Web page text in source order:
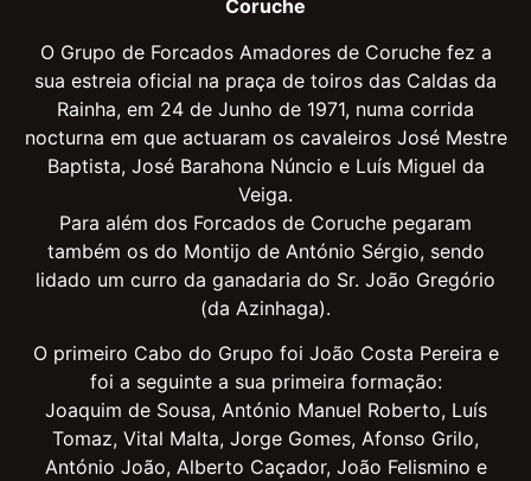
Coruche
O Grupo de Forcados Amadores de Coruche fez a
sua estreia oficial na praça de toiros das Caldas da
Rainha, em 24 de Junho de 1971, numa corrida
nocturna em que actuaram os cavaleiros José Mestre
Baptista, José Barahona Núncio e Luís Miguel da
Veiga.
Para além dos Forcados de Coruche pegaram
também os do Montijo de António Sérgio, sendo
lidado um curro da ganadaria do Sr. João Gregório
(da Azinhaga).
O primeiro Cabo do Grupo foi João Costa Pereira e
foi a seguinte a sua primeira formação:
Joaquim de Sousa, António Manuel Roberto, Luís
Tomaz, Vital Malta, Jorge Gomes, Afonso Grilo,
António João, Alberto Caçador, João Felismino e